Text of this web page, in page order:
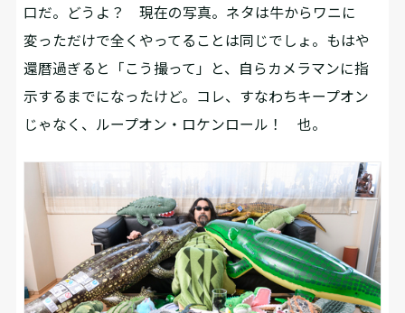
口だ。どうよ？ 現在の写真。ネタは牛からワニに
変っただけで全くやってることは同じでしょ。もはや
還暦過ぎると「こう撮って」と、自らカメラマンに指
示するまでになったけど。コレ、すなわちキープオン
じゃなく、ループオン・ロケンロール！ 也。